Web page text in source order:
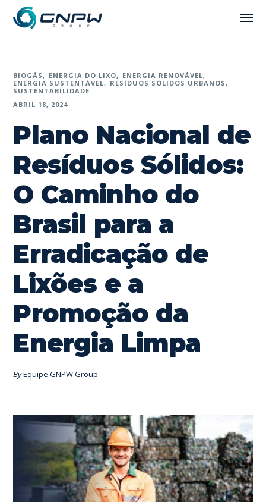
BIOGÁS ENERGIA DO LIXO
ENERGIA RENOVÁVEL
ENERGIA SUSTENTÁVEL
RESÍDUOS SÓLIDOS URBANOS
SUSTENTABILIDADE
ABRIL 18, 2024
Plano Nacional de
Resíduos Sólidos:
O Caminho do
Brasil para a
Erradicação de
Lixões e a
Promoção da
Energia Limpa
ByEquipe GNPW Group